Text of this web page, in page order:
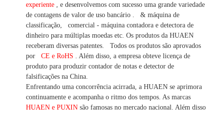
experiente
e desenvolvemos com sucesso uma grande variedade
de contagens de valor de uso bancário
& máquina de
classificação,
comercial - máquina contadora e detectora de
dinheiro para múltiplas moedas etc. Os produtos da HUAEN
receberam diversas patentes.
Todos os produtos são aprovados
por
CE e RoHS . Além disso, a empresa obteve licença de
produto para produzir contador de notas e detector de
falsificações na China.
Enfrentando uma concorrência acirrada, a HUAEN se aprimora
continuamente e acompanha o ritmo dos tempos. As marcas
HUAEN e PUXIN são famosas no mercado nacional. Além disso